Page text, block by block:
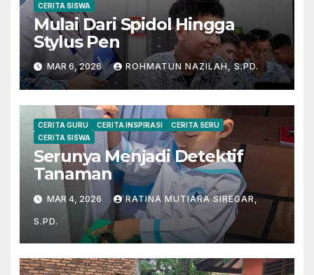
CERITA SISWA
Mulai Dari Spidol Hingga
Stylus Pen
MAR 6, 2026 ROHMATUN NAZILAH, S.PD.
CERITA GURU CERITA INSPIRASI
CERITA SERU
CERITA SISWA
Serunya Menjadi Detektif
Tanaman
MAR 4, 2026 RATINA MUTIARA SIREGAR,
S.PD.